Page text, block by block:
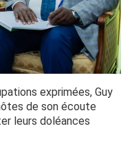
exprimées, Guy
de son écoute
leurs doléances